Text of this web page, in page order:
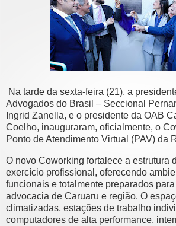
Na tarde da sexta-feira (21), a
Advogados do Brasil – Seccional
Ingrid Zanella, e o presidente da OAB
Coelho, inauguraram, oficialmente, o
Ponto de Atendimento Virtual (PAV) da
O novo Coworking fortalece a estrutura
exercício profissional, oferecendo
funcionais e totalmente preparados
advocacia de Caruaru e região. O
climatizadas, estações de trabalho
computadores de alta performance,